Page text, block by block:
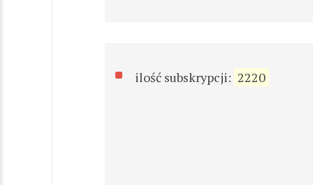
ilość subskrypcji: 2220